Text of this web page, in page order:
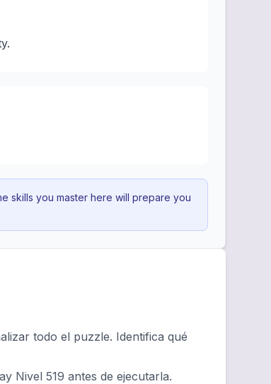
skills you master here will prepare you
todo el puzzle. Identifica qué
Nivel 519 antes de ejecutarla.